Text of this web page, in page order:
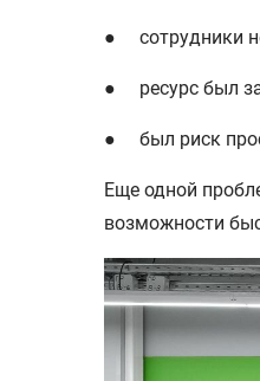
● сотрудники
● ресурс был
● был риск
Еще одной
возможности